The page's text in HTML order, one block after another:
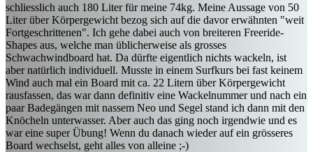
schliesslich auch 180 Liter für meine 74kg. Meine Aussage von 50
Liter über Körpergewicht bezog sich auf die davor erwähnten "weit
Fortgeschrittenen". Ich gehe dabei auch von breiteren Freeride-
Shapes aus, welche man üblicherweise als grosses
Schwachwindboard hat. Da dürfte eigentlich nichts wackeln, ist
aber natürlich individuell. Musste in einem Surfkurs bei fast keinem
Wind auch mal ein Board mit ca. 22 Litern über Körpergewicht
rausfassen, das war dann definitiv eine Wackelnummer und nach ein
paar Badegängen mit nassem Neo und Segel stand ich dann mit den
Knöcheln unterwasser. Aber auch das ging noch irgendwie und es
war eine super Übung! Wenn du danach wieder auf ein grösseres
Board wechselst, geht alles von alleine ;-)